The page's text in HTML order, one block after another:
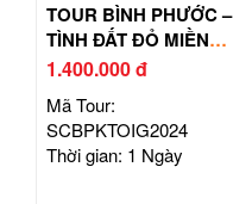
TOUR BÌNH PHƯỚC –
TÌNH ĐẤT ĐỎ MIỀN
ĐÔNG
1.400.000 đ
Mã Tour:
SCBPKTOIG2024
Thời gian: 1 Ngày